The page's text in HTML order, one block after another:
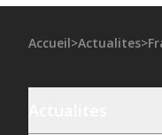
Accueil>Actualites>